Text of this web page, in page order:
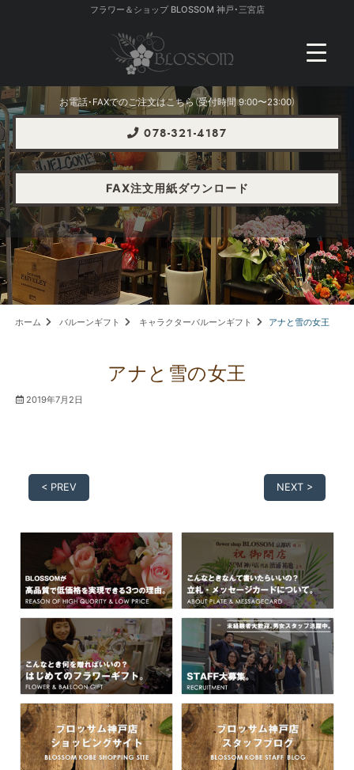
フラワー＆ショップ BLOSSOM 神戸・三宮店
お電話・FAXでのご注文はこちら（受付時間 9:00〜23:00）
078-321-4187
FAX注文用紙ダウンロード
ホーム バルーンギフト キャラクターバルーンギフト アナと雪の女王
アナと雪の女王
2019年7月2日
< PREV NEXT >